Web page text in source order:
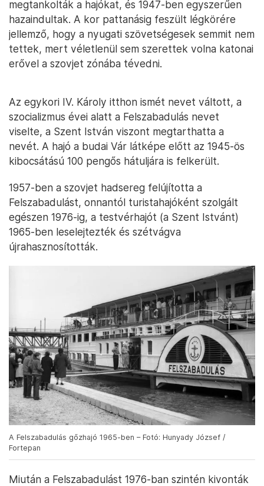
megtankolták a hajókat, és 1947-ben egyszerűen
hazaindultak. A kor pattanásig feszült légkörére
jellemző, hogy a nyugati szövetségesek semmit nem
tettek, mert véletlenül sem szerettek volna katonai
erővel a szovjet zónába tévedni.
Az egykori IV. Károly itthon ismét nevet váltott, a
szocializmus évei alatt a Felszabadulás nevet
viselte, a Szent István viszont megtarthatta a
nevét. A hajó a budai Vár látképe előtt az 1945-ös
kibocsátású 100 pengős hátuljára is felkerült.
1957-ben a szovjet hadsereg felújította a
Felszabadulást, onnantól turistahajóként szolgált
egészen 1976-ig, a testvérhajót (a Szent Istvánt)
1965-ben leselejtezték és szétvágva
újrahasznosították.
A Felszabadulás gőzhajó 1965-ben – Fotó: Hunyady József /
Fortepan
Miután a Felszabadulást 1976-ban szintén kivonták